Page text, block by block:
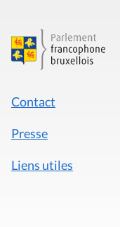
Contact
Presse
Liens utiles